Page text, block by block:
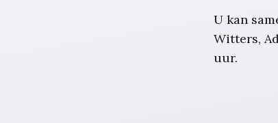
U kan
Witters,
uur.